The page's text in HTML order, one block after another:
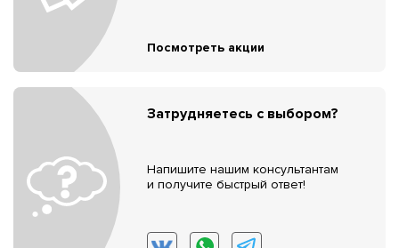
Посмотреть акции
Затрудняетесь с выбором?
Напишите нашим консультантам
и получите быстрый ответ!